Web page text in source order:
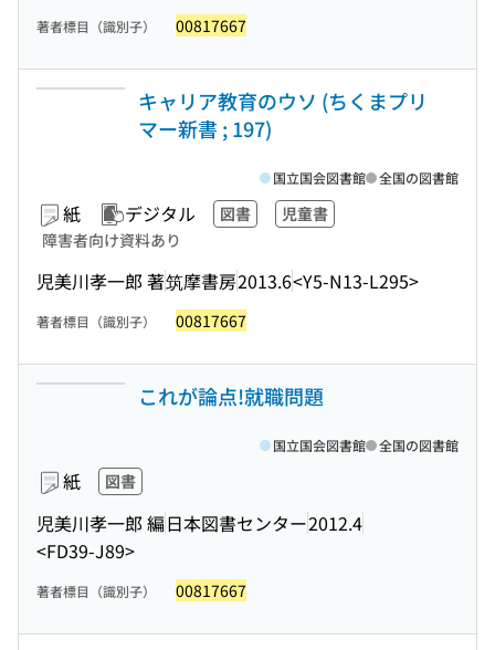
著者標目（識別子） 00817667
キャリア教育のウソ (ちくまプリ
マー新書 ; 197)
紙 デジタル 図書
児童書
障害者向け資料あり
児美川孝一郎 著筑摩書房2013.6<Y5-N13-L295>
国立国会図書館 全国の図書館
著者標目（識別子） 00817667
これが論点!就職問題
紙 図書
児美川孝一郎 編日本図書センター2012.4
<FD39-J89>
国立国会図書館 全国の図書館
著者標目（識別子） 00817667